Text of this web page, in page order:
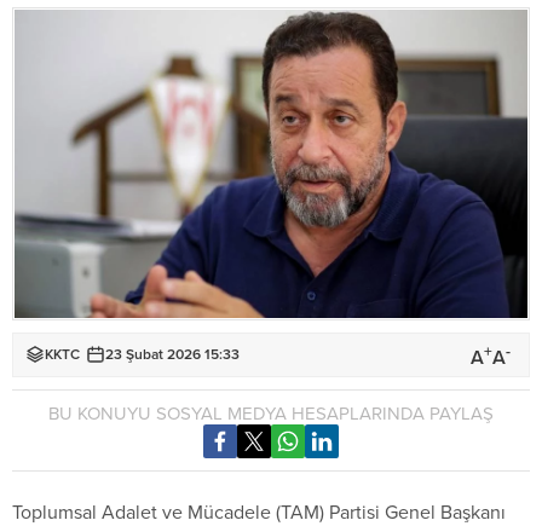
KKTC 23 Şubat 2026 15:33 A+A-
BU KONUYU SOSYAL MEDYA HESAPLARINDA PAYLAŞ
Toplumsal Adalet ve Mücadele (TAM) Partisi Genel Başkanı